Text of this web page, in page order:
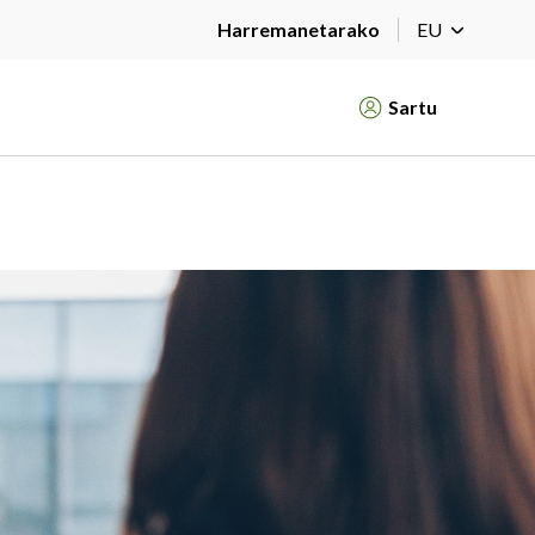
Harremanetarako EU
Sartu